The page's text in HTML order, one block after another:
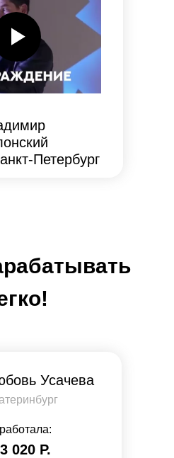
Петербург
Усачева
​​020 Р.